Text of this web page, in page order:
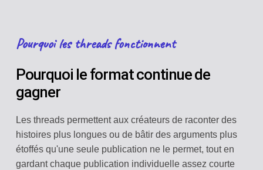
Pourquoi les threads fonctionnent
Pourquoi le format continue de
gagner
Les threads permettent aux créateurs de raconter des
histoires plus longues ou de bâtir des arguments plus
étoffés qu'une seule publication ne le permet, tout en
gardant chaque publication individuelle assez courte